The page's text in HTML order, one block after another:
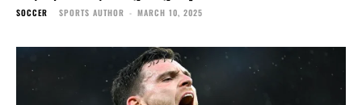
SOCCER SPORTS AUTHOR - MARCH 10, 2025